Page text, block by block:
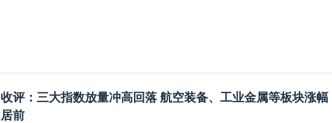
收评：三大指数放量冲高回落 航空装备、工业金属等板块涨幅
居前